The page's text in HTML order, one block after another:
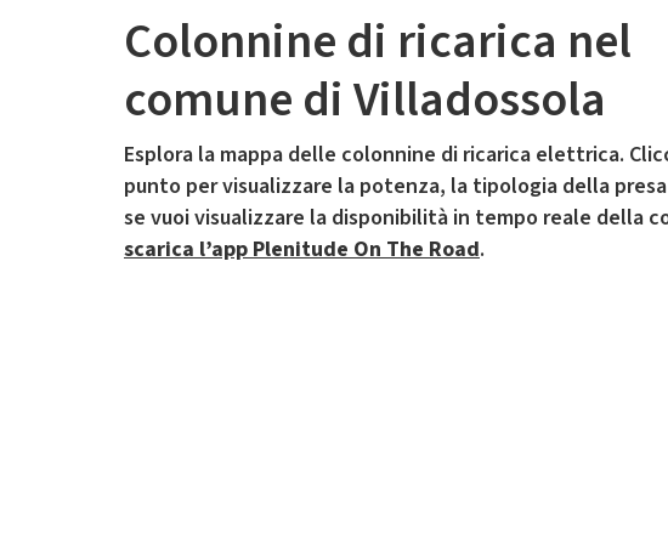
Colonnine di ricarica nel
comune di Villadossola
Esplora la mappa delle colonnine di ricarica elettrica.
punto per visualizzare la potenza, la tipologia della presa
se vuoi visualizzare la disponibilità in tempo reale della
scarica l’app Plenitude On The Road.
Il servizio di